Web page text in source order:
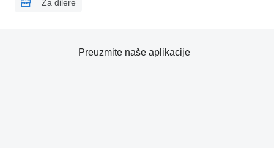
Za dilere
Preuzmite naše aplikacije